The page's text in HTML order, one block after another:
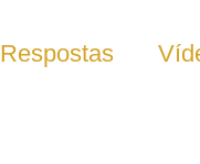
Respostas